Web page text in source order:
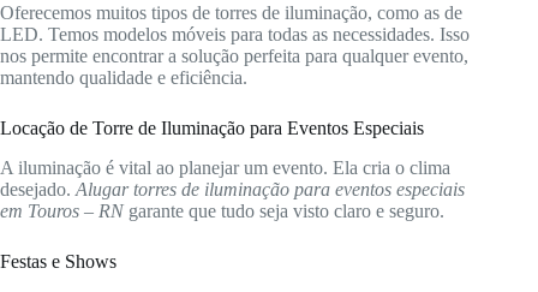
Oferecemos muitos tipos de torres de iluminação, como as de
LED. Temos modelos móveis para todas as necessidades. Isso
nos permite encontrar a solução perfeita para qualquer evento,
mantendo qualidade e eficiência.
Locação de Torre de Iluminação para Eventos Especiais
A iluminação é vital ao planejar um evento. Ela cria o clima
desejado. Alugar torres de iluminação para eventos especiais
em Touros – RNgarante que tudo seja visto claro e seguro.
Festas e Shows